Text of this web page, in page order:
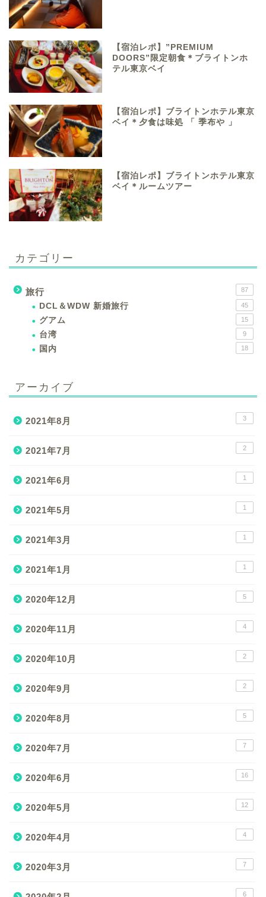
【宿泊レポ】”PREMIUM
DOORS”限定朝食＊ブライトンホ
テル東京ベイ
【宿泊レポ】ブライトンホテル東京
ベイ＊夕食は味処 「 季布や 」
【宿泊レポ】ブライトンホテル東京
ベイ＊ルームツアー
カテゴリー
旅行 87
DCL＆WDW 新婚旅行 45
グアム 15
台湾 9
国内 18
アーカイブ
2021年8月 3
2021年7月 2
2021年6月 1
2021年5月 1
2021年3月 1
2021年1月 1
2020年12月 5
2020年11月 4
2020年10月 2
2020年9月 2
2020年8月 5
2020年7月 7
2020年6月 16
2020年5月 12
2020年4月 4
2020年3月 7
6